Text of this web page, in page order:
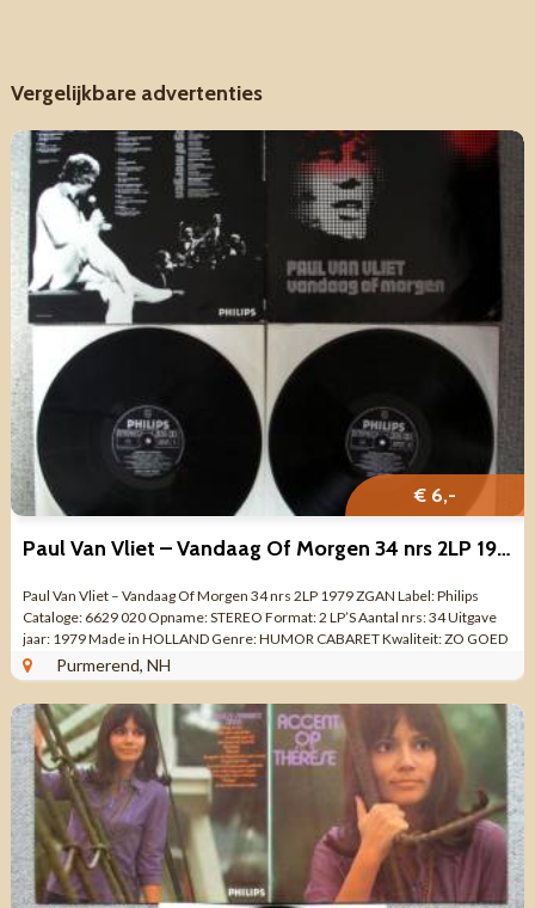
Vergelijkbare advertenties
€ 6,-
Paul Van Vliet – Vandaag Of Morgen 34 nrs 2LP 1979 ZGAN
Paul Van Vliet – Vandaag Of Morgen 34 nrs 2LP 1979 ZGAN Label: Philips
Cataloge: 6629 020 Opname: STEREO Format: 2 LP’S Aantal nrs: 34 Uitgave
jaar: 1979 Made in HOLLAND Genre: HUMOR CABARET Kwaliteit: ZO GOED
ALS ...Purmerend, NH